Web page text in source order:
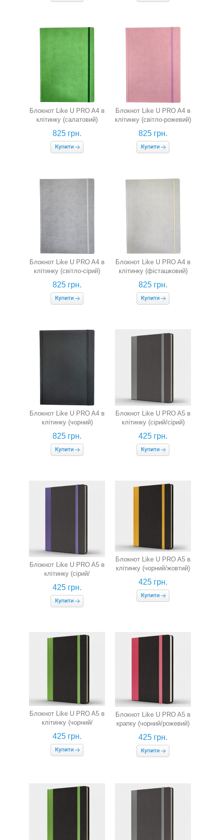
Блокнот Like U PRO A4 в
клітинку (салатовий)
825 грн.
Блокнот Like U PRO A4 в
клітинку (світло-рожевий)
825 грн.
Блокнот Like U PRO A4 в
клітинку (світло-сірий)
825 грн.
Блокнот Like U PRO A4 в
клітинку (фісташковий)
825 грн.
Блокнот Like U PRO A4 в
клітинку (чорний)
825 грн.
Блокнот Like U PRO A5 в
клітинку (сірий/сірий)
425 грн.
Блокнот Like U PRO A5 в
клітинку (сірий/
фіолетовий)
425 грн.
Блокнот Like U PRO A5 в
клітинку (чорний/жовтий)
425 грн.
Блокнот Like U PRO A5 в
клітинку (чорний/
салатовий)
425 грн.
Блокнот Like U PRO A5 в
крапку (чорний/рожевий)
425 грн.